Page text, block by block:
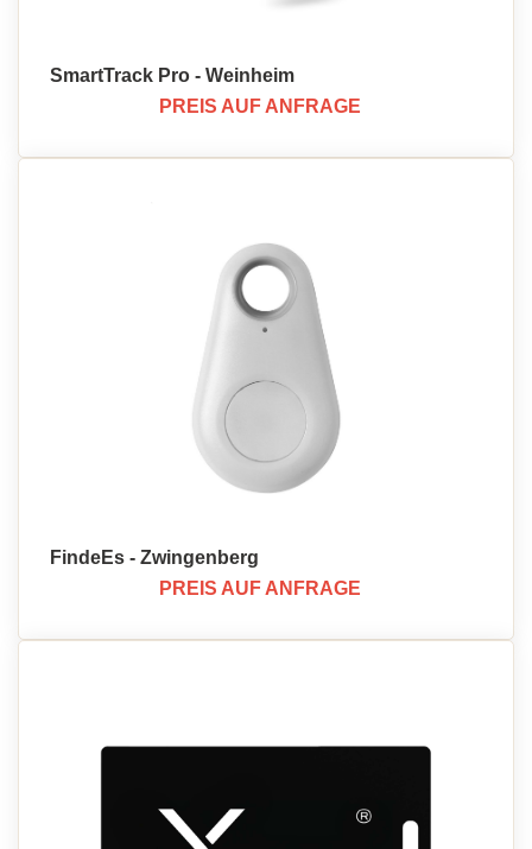
SmartTrack Pro - Weinheim
PREIS AUF ANFRAGE
FindeEs - Zwingenberg
PREIS AUF ANFRAGE